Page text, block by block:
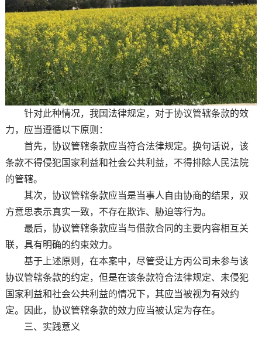
针对此种情况，我国法律规定，对于协议管辖条款的效
力，应当遵循以下原则：
首先，协议管辖条款应当符合法律规定。换句话说，该
条款不得侵犯国家利益和社会公共利益，不得排除人民法院
的管辖。
其次，协议管辖条款应当是当事人自由协商的结果，双
方意思表示真实一致，不存在欺诈、胁迫等行为。
最后，协议管辖条款应当与借款合同的主要内容相互关
联，具有明确的约束效力。
基于上述原则，在本案中，尽管受让方丙公司未参与该
协议管辖条款的约定，但是在该条款符合法律规定、未侵犯
国家利益和社会公共利益的情况下，其应当被视为有效约
定。因此，协议管辖条款的效力应当被认定为存在。
三、实践意义